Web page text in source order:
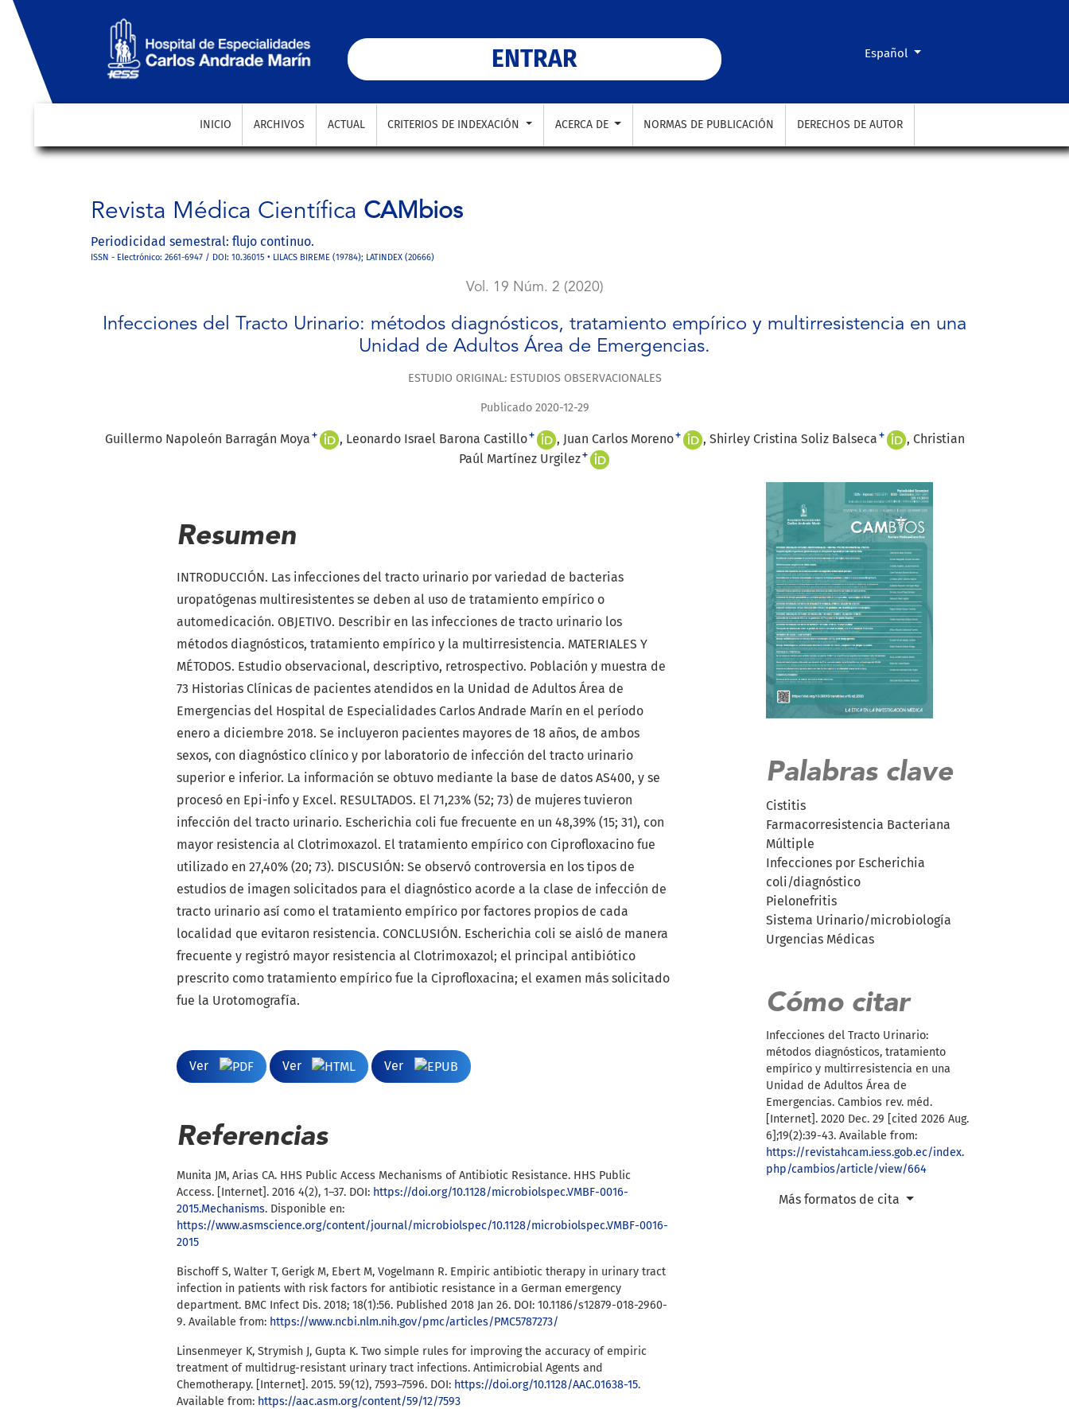
Cambiar el idioma. El actual es:
Español
ENTRAR
INICIO ARCHIVOS ACTUAL CRITERIOS DE INDEXACIÓN ACERCA DE NORMAS DE PUBLICACIÓN DERECHOS DE AUTOR
Revista Médica Científica CAMbios
Periodicidad semestral: flujo continuo.
ISSN - Electrónico: 2661-6947 / DOI: 10.36015 • LILACS BIREME (19784); LATINDEX (20666)
Vol. 19 Núm. 2 (2020)
Infecciones del Tracto Urinario: métodos diagnósticos, tratamiento empírico y multirresistencia en una
Unidad de Adultos Área de Emergencias.
ESTUDIO ORIGINAL: ESTUDIOS OBSERVACIONALES
Publicado 2020-12-29
Guillermo Napoleón Barragán Moya + Leonardo Israel Barona Castillo+ Juan Carlos Moreno+ Shirley Cristina Soliz Balseca +
Christian
Paúl Martínez Urgilez+
Palabras clave
Cistitis
Farmacorresistencia Bacteriana
Múltiple
Infecciones por Escherichia
coli/diagnóstico
Pielonefritis
Sistema Urinario/microbiología
Urgencias Médicas
Cómo citar
Infecciones del Tracto Urinario:
métodos diagnósticos, tratamiento
empírico y multirresistencia en una
Unidad de Adultos Área de
Emergencias. Cambios rev. méd.
[Internet]. 2020 Dec. 29 [cited 2026 Aug.
6];19(2):39-43. Available from:
https://revistahcam.iess.gob.ec/index.
php/cambios/article/view/664
Más formatos de cita
Resumen
INTRODUCCIÓN. Las infecciones del tracto urinario por variedad de bacterias
uropatógenas multiresistentes se deben al uso de tratamiento empírico o
automedicación. OBJETIVO. Describir en las infecciones de tracto urinario los
métodos diagnósticos, tratamiento empírico y la multirresistencia. MATERIALES Y
MÉTODOS. Estudio observacional, descriptivo, retrospectivo. Población y muestra de
73 Historias Clínicas de pacientes atendidos en la Unidad de Adultos Área de
Emergencias del Hospital de Especialidades Carlos Andrade Marín en el período
enero a diciembre 2018. Se incluyeron pacientes mayores de 18 años, de ambos
sexos, con diagnóstico clínico y por laboratorio de infección del tracto urinario
superior e inferior. La información se obtuvo mediante la base de datos AS400, y se
procesó en Epi-info y Excel. RESULTADOS. El 71,23% (52; 73) de mujeres tuvieron
infección del tracto urinario. Escherichia coli fue frecuente en un 48,39% (15; 31), con
mayor resistencia al Clotrimoxazol. El tratamiento empírico con Ciprofloxacino fue
utilizado en 27,40% (20; 73). DISCUSIÓN: Se observó controversia en los tipos de
estudios de imagen solicitados para el diagnóstico acorde a la clase de infección de
tracto urinario así como el tratamiento empírico por factores propios de cada
localidad que evitaron resistencia. CONCLUSIÓN. Escherichia coli se aisló de manera
frecuente y registró mayor resistencia al Clotrimoxazol; el principal antibiótico
prescrito como tratamiento empírico fue la Ciprofloxacina; el examen más solicitado
fue la Urotomografía.
Ver Ver Ver
Referencias
Munita JM, Arias CA. HHS Public Access Mechanisms of Antibiotic Resistance. HHS Public
Access. [Internet]. 2016 4(2), 1–37. DOI: https://doi.org/10.1128/microbiolspec.VMBF-0016-
2015.Mechanisms. Disponible en:
https://www.asmscience.org/content/journal/microbiolspec/10.1128/microbiolspec.VMBF-0016-
2015
Bischoff S, Walter T, Gerigk M, Ebert M, Vogelmann R. Empiric antibiotic therapy in urinary tract
infection in patients with risk factors for antibiotic resistance in a German emergency
department. BMC Infect Dis. 2018; 18(1):56. Published 2018 Jan 26. DOI: 10.1186/s12879-018-2960-
9. Available from: https://www.ncbi.nlm.nih.gov/pmc/articles/PMC5787273/
Linsenmeyer K, Strymish J, Gupta K. Two simple rules for improving the accuracy of empiric
treatment of multidrug-resistant urinary tract infections. Antimicrobial Agents and
Chemotherapy. [Internet]. 2015. 59(12), 7593–7596. DOI: https://doi.org/10.1128/AAC.01638-15.
Available from: https://aac.asm.org/content/59/12/7593